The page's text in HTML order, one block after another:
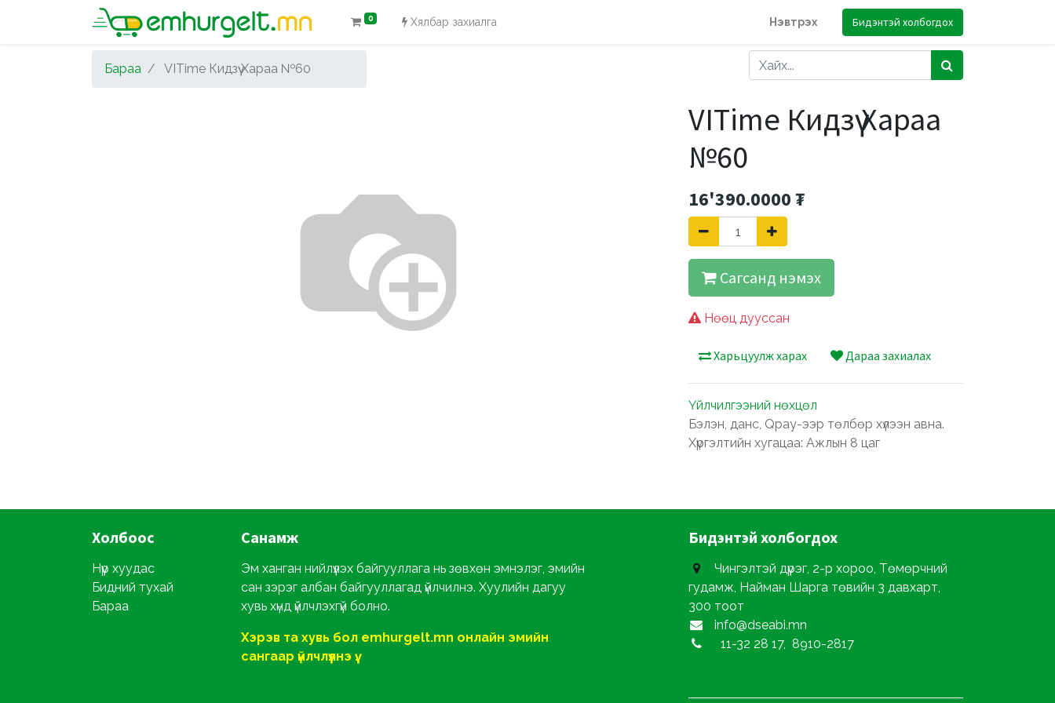
0 Хялбар захиалга Нэвтрэх Бидэнтэй холбогдох
Бараа VITime Кидзүү Хараа №60
VITime Кидзүү Хараа
№60
16'390.0000₮
Сагсанд нэмэх
Нөөц дууссан
Харьцуулж харах Дараа захиалах
Үйлчилгээний нөхцөл
Бэлэн, данс, Qpay-ээр төлбөр хүлээн авна.
Хүргэлтийн хугацаа: Ажлын 8 цаг
Холбоос
Нүүр хуудас
Бидний тухай
Бараа
Санамж
Эм ханган нийлүүлэх байгууллага нь зөвхөн эмнэлэг, эмийн
сан зэрэг албан байгууллагад үйлчилнэ. Хуулийн дагуу
хувь хүнд үйлчлэхгүй болно.
Хэрэв та хувь бол emhurgelt.mn онлайн эмийн
сангаар үйлчлүүлнэ үү.
Бидэнтэй холбогдох
Чингэлтэй дүүрэг, 2-р хороо, Төмөрчний
гудамж, Найман Шарга төвийн 3 давхарт,
300 тоот
info@dseabi.mn
11-32 28 17, 8910-2817